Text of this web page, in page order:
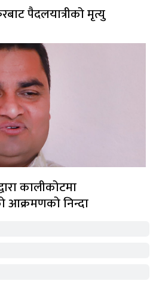
पैदलयात्रीको मृत्यु
कालीकोटमा
आक्रमणको निन्दा